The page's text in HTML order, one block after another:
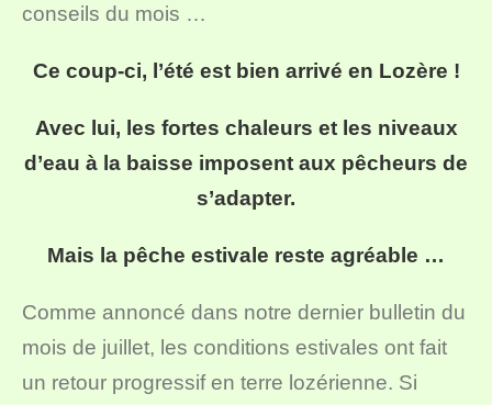
conseils du mois …
Ce coup-ci, l’été est bien arrivé en Lozère !
Avec lui, les fortes chaleurs et les niveaux
d’eau à la baisse imposent aux pêcheurs de
s’adapter.
Mais la pêche estivale reste agréable …
Comme annoncé dans notre dernier bulletin du
mois de juillet, les conditions estivales ont fait
un retour progressif en terre lozérienne. Si